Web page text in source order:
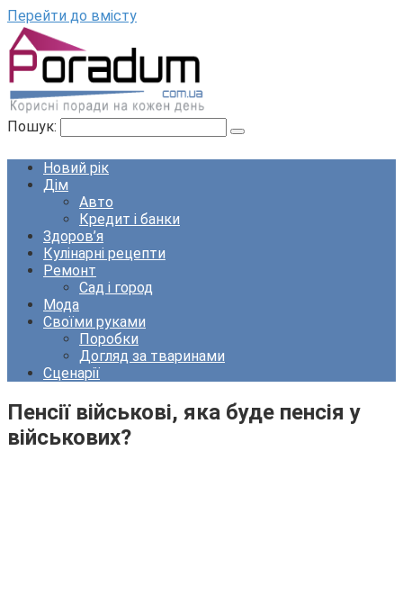
Перейти до вмісту
Пошук:
Новий рік
Дім
Авто
Кредит і банки
Здоров’я
Кулінарні рецепти
Ремонт
Сад і город
Мода
Своїми руками
Поробки
Догляд за тваринами
Сценарії
Пенсії військові, яка буде пенсія у
військових?